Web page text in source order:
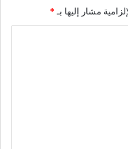
مشار إليها بـ *